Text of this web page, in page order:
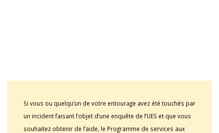
Si vous ou quelqu’un de votre entourage avez été touchés par
un incident faisant l’objet d’une enquête de l’UES et que vous
souhaitez obtenir de l’aide, le Programme de services aux